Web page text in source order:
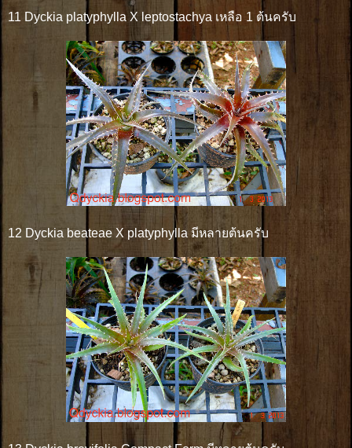
11 Dyckia platyphylla X leptostachya เหลือ 1 ต้นครับ
12 Dyckia beateae X platyphylla มีหลายต้นครับ